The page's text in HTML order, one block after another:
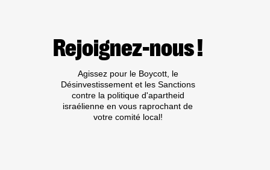
PAS
DE
AUX
CRIMINEL·LES
DE
GUERRE
ISRAÉLIEN·NES
Rejoignez-nous !
Agissez pour le Boycott, le
Désinvestissement et les Sanctions
contre la politique d'apartheid
israélienne en vous raprochant de
votre comité local!